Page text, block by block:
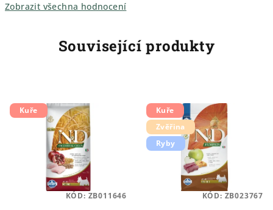
Zobrazit všechna hodnocení
Související produkty
Kuře
KÓD: ZB011646
Kuře
Zvěřina
Ryby
KÓD: ZB023767